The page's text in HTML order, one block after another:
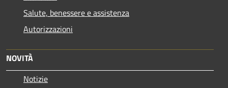
Salute, benessere e assistenza
Autorizzazioni
NOVITÀ
Notizie